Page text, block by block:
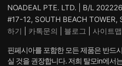
NOADEAL PTE. LTD. | B/L
#17-12, SOUTH BEACH TOWER,
하기
카톡문의 블로그 사이트맵
핀페시아를 포함한 모든 제품은 반드
실 것을 권장합니다. 저희 탈모in에서